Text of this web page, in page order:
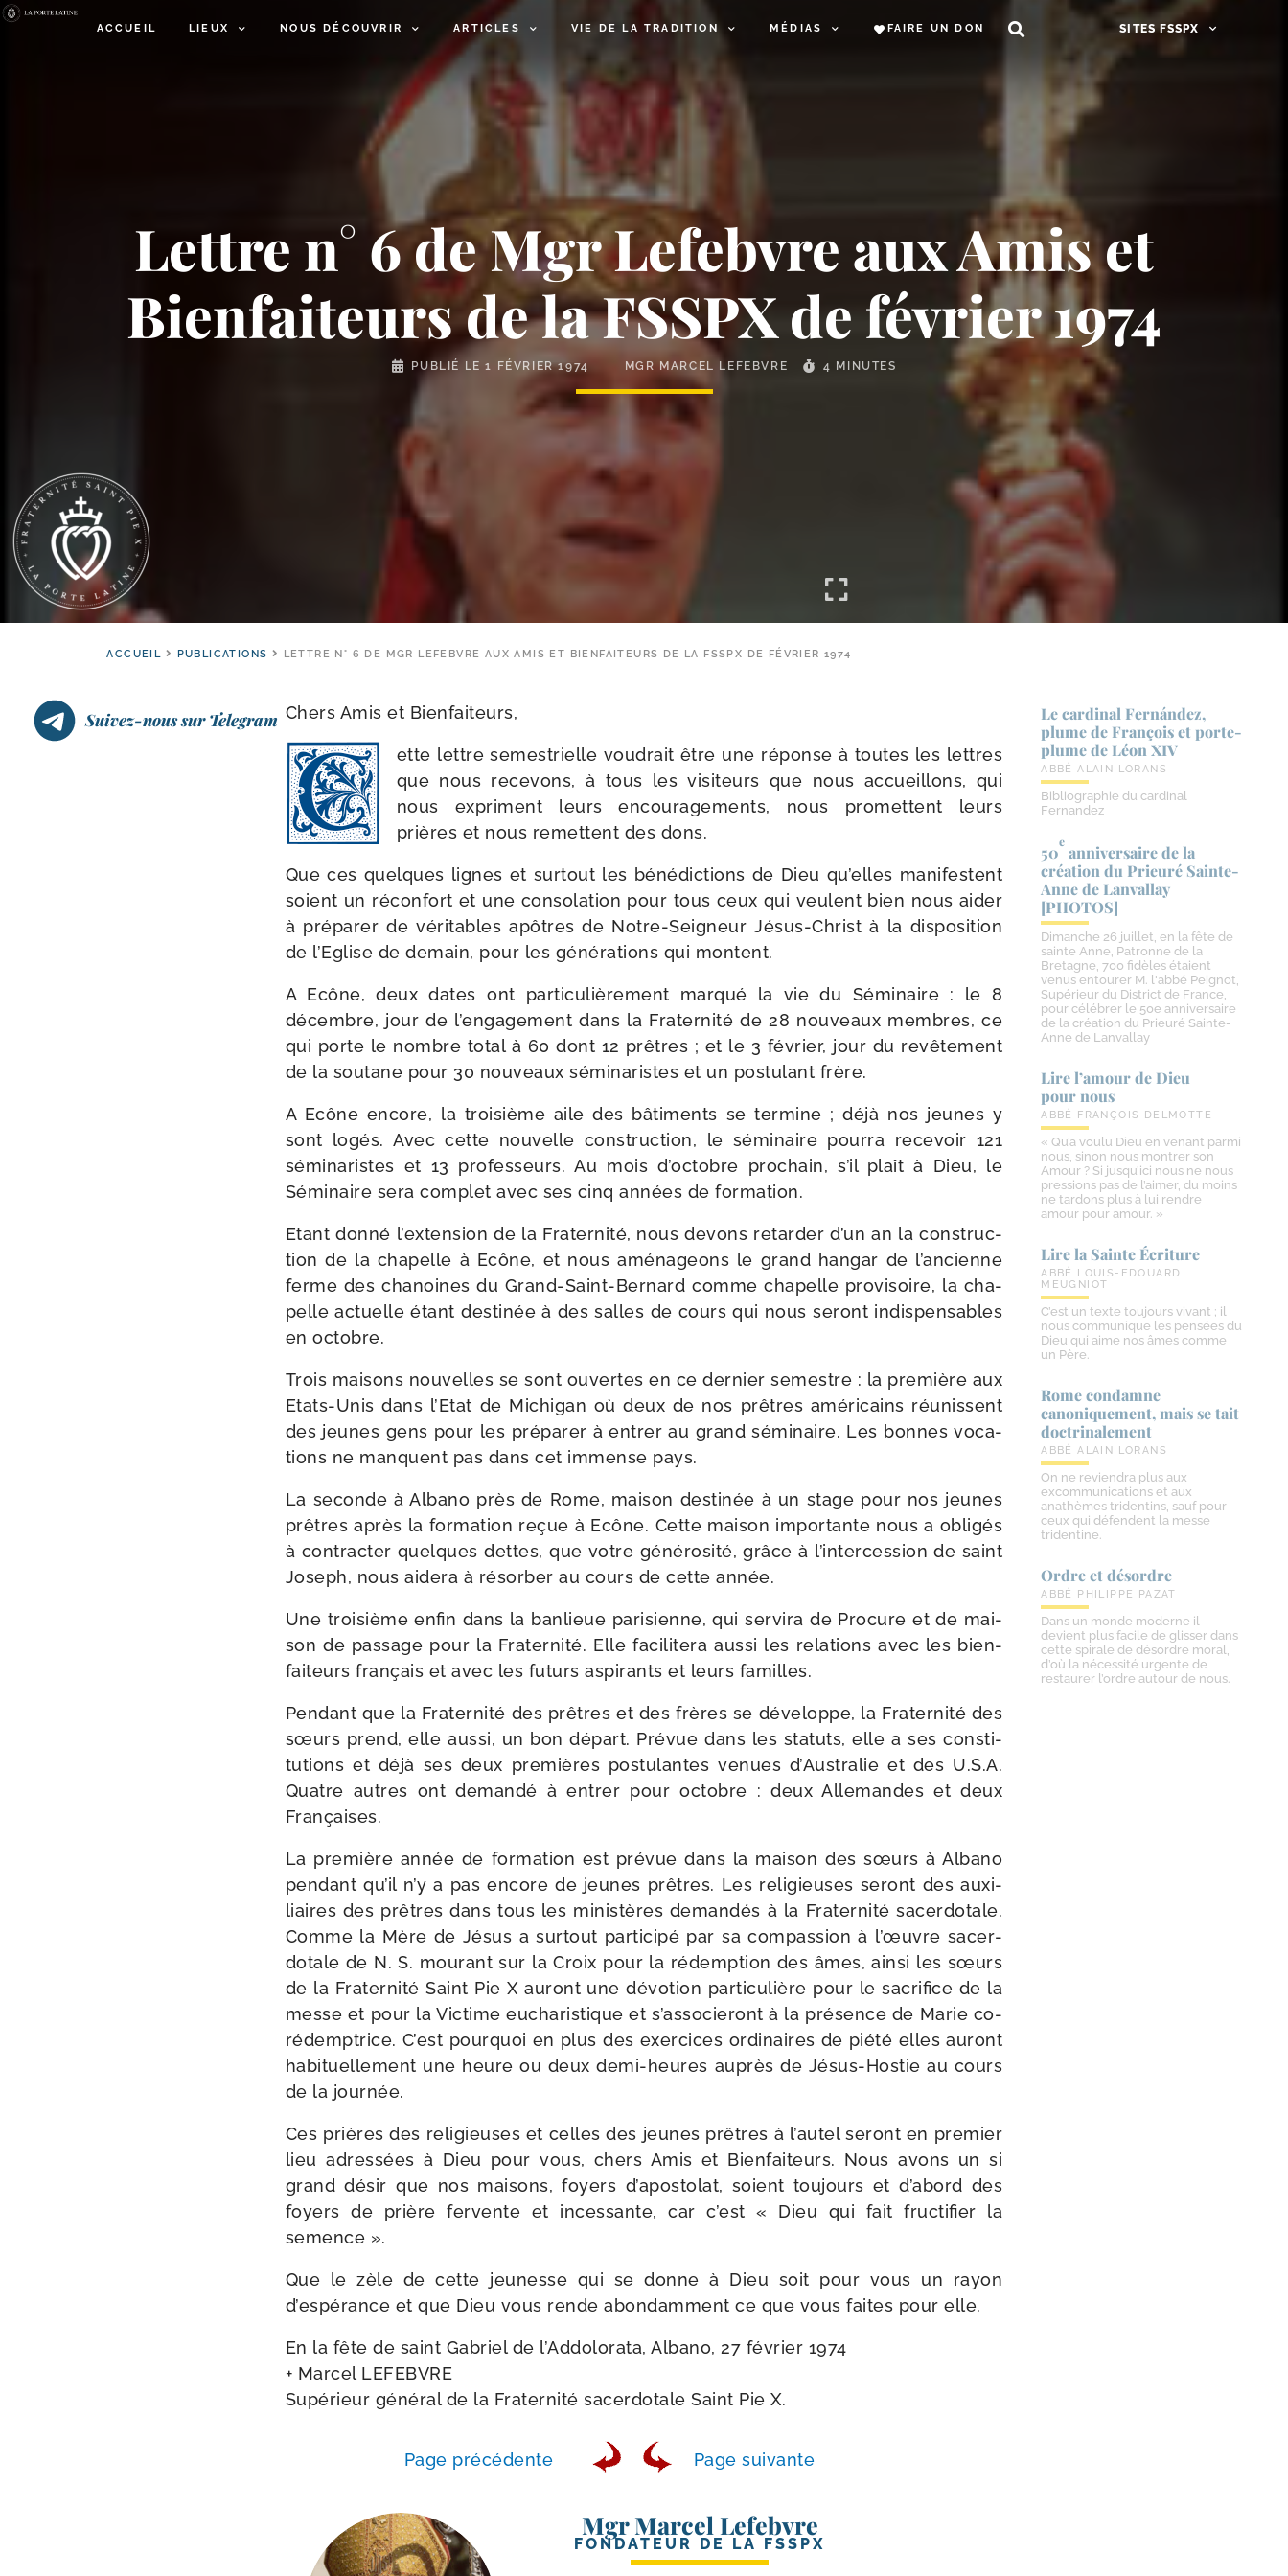
ACCUEIL LIEUX NOUS DÉCOUVRIR ARTICLES VIE DE LA TRADITION MÉDIAS FAIRE UN DON SITES FSSPX
Lettre n° 6 de Mgr Lefebvre aux Amis et
Bienfaiteurs de la FSSPX de février 1974
PUBLIÉ LE1 FÉVRIER 1974 MGR MARCEL LEFEBVRE 4 MINUTES
ACCUEIL PUBLICATIONS LETTRE N° 6 DE MGR LEFEBVRE AUX AMIS ET BIENFAITEURS DE LA FSSPX DE FÉVRIER 1974
Suivez-nous sur Telegram Chers Amis et Bienfaiteurs,
ette lettre semes­trielle vou­drait être une réponse à toutes les lettres
que nous rece­vons, à tous les visi­teurs que nous accueillons, qui
nous expriment leurs encou­ra­ge­ments, nous pro­mettent leurs
prières et nous remettent des dons.
Que ces quelques lignes et sur­tout les béné­dic­tions de Dieu qu’elles mani­festent
soient un récon­fort et une conso­la­tion pour tous ceux qui veulent bien nous aider
à pré­pa­rer de véri­tables apôtres de Notre-​Seigneur Jésus-​Christ à la dis­po­si­tion
de l’Eglise de demain, pour les géné­ra­tions qui montent.
A Ecône, deux dates ont par­ti­cu­liè­re­ment mar­qué la vie du Séminaire : le 8
décembre, jour de l’engagement dans la Fraternité de 28 nou­veaux membres, ce
qui porte le nombre total à 60 dont 12 prêtres ; et le 3 février, jour du revê­te­ment
de la sou­tane pour 30 nou­veaux sémi­na­ristes et un pos­tu­lant frère.
A Ecône encore, la troi­sième aile des bâti­ments se ter­mine ; déjà nos jeunes y
sont logés. Avec cette nou­velle construc­tion, le sémi­naire pour­ra rece­voir 121
sémi­na­ristes et 13 pro­fes­seurs. Au mois d’octobre pro­chain, s’il plaît à Dieu, le
Séminaire sera com­plet avec ses cinq années de formation.
Etant don­né l’extension de la Fraternité, nous devons retar­der d’un an la construc­
tion de la cha­pelle à Ecône, et nous amé­na­geons le grand han­gar de l’ancienne
ferme des cha­noines du Grand-​Saint-​Bernard comme cha­pelle pro­vi­soire, la cha­
pelle actuelle étant des­ti­née à des salles de cours qui nous seront indis­pen­sables
en octobre.
Trois mai­sons nou­velles se sont ouvertes en ce der­nier semestre : la pre­mière aux
Etats-​Unis dans l’Etat de Michigan où deux de nos prêtres amé­ri­cains réunissent
des jeunes gens pour les pré­pa­rer à entrer au grand sémi­naire. Les bonnes voca­
tions ne manquent pas dans cet immense pays.
La seconde à Albano près de Rome, mai­son des­ti­née à un stage pour nos jeunes
prêtres après la for­ma­tion reçue à Ecône. Cette mai­son impor­tante nous a obli­gés
à contrac­ter quelques dettes, que votre géné­ro­si­té, grâce à l’intercession de saint
Joseph, nous aide­ra à résor­ber au cours de cette année.
Une troi­sième enfin dans la ban­lieue pari­sienne, qui ser­vi­ra de Procure et de mai­
son de pas­sage pour la Fraternité. Elle faci­li­te­ra aus­si les rela­tions avec les bien­
fai­teurs fran­çais et avec les futurs aspi­rants et leurs familles.
Pendant que la Fraternité des prêtres et des frères se déve­loppe, la Fraternité des
sœurs prend, elle aus­si, un bon départ. Prévue dans les sta­tuts, elle a ses consti­
tu­tions et déjà ses deux pre­mières pos­tu­lantes venues d’Australie et des U.S.A.
Quatre autres ont deman­dé à entrer pour octobre : deux Allemandes et deux
Françaises.
La pre­mière année de for­ma­tion est pré­vue dans la mai­son des sœurs à Albano
pen­dant qu’il n’y a pas encore de jeunes prêtres. Les reli­gieuses seront des auxi­
liaires des prêtres dans tous les minis­tères deman­dés à la Fraternité sacer­do­tale.
Comme la Mère de Jésus a sur­tout par­ti­ci­pé par sa com­pas­sion à l’œuvre sacer­
do­tale de N. S. mou­rant sur la Croix pour la rédemp­tion des âmes, ain­si les sœurs
de la Fraternité Saint Pie X auront une dévo­tion par­ti­cu­lière pour le sacri­fice de la
messe et pour la Victime eucha­ris­tique et s’associeront à la pré­sence de Marie co-​
rédemptrice. C’est pour­quoi en plus des exer­cices ordi­naires de pié­té elles auront
habi­tuel­le­ment une heure ou deux demi-​heures auprès de Jésus-​Hostie au cours
de la journée.
Ces prières des reli­gieuses et celles des jeunes prêtres à l’autel seront en pre­mier
lieu adres­sées à Dieu pour vous, chers Amis et Bienfaiteurs. Nous avons un si
grand désir que nos mai­sons, foyers d’apostolat, soient tou­jours et d’abord des
foyers de prière fer­vente et inces­sante, car c’est « Dieu qui fait fruc­ti­fier la
semence ».
Que le zèle de cette jeu­nesse qui se donne à Dieu soit pour vous un rayon
d’espérance et que Dieu vous rende abon­dam­ment ce que vous faites pour elle.
En la fête de saint Gabriel de l’Addolorata, Albano, 27 février 1974
+ Marcel LEFEBVRE
Supérieur géné­ral de la Fraternité sacer­do­tale Saint Pie X.
Page pré­cé­dente Page sui­vante
Mgr Marcel Lefebvre
FONDATEUR DE LA FSSPX
Le cardinal Fernández,
plume de François et porte-​
plume de Léon XIV
ABBÉ ALAIN LORANS
Bibliographie du cardinal
Fernandez
50
e
anniversaire de la
création du Prieuré Sainte-​
Anne de Lanvallay
[PHOTOS]
Dimanche 26 juillet, en la fête de
sainte Anne, Patronne de la
Bretagne, 700 fidèles étaient
venus entourer M. l'abbé Peignot,
Supérieur du District de France,
pour célébrer le 50e anniversaire
de la création du Prieuré Sainte-
Anne de Lanvallay
Lire l’amour de Dieu
pour nous
ABBÉ FRANÇOIS DELMOTTE
« Qu’a voulu Dieu en venant parmi
nous, sinon nous montrer son
Amour ? Si jusqu’ici nous ne nous
pressions pas de l’aimer, du moins
ne tardons plus à lui rendre
amour pour amour. »
Lire la Sainte Écriture
ABBÉ LOUIS-EDOUARD
MEUGNIOT
C’est un texte toujours vivant ; il
nous communique les pensées du
Dieu qui aime nos âmes comme
un Père.
Rome condamne
canoniquement, mais se tait
doctrinalement
ABBÉ ALAIN LORANS
On ne reviendra plus aux
excommunications et aux
anathèmes tridentins, sauf pour
ceux qui défendent la messe
tridentine.
Ordre et désordre
ABBÉ PHILIPPE PAZAT
Dans un monde moderne il
devient plus facile de glisser dans
cette spirale de désordre moral,
d’où la nécessité urgente de
restaurer l’ordre autour de nous.